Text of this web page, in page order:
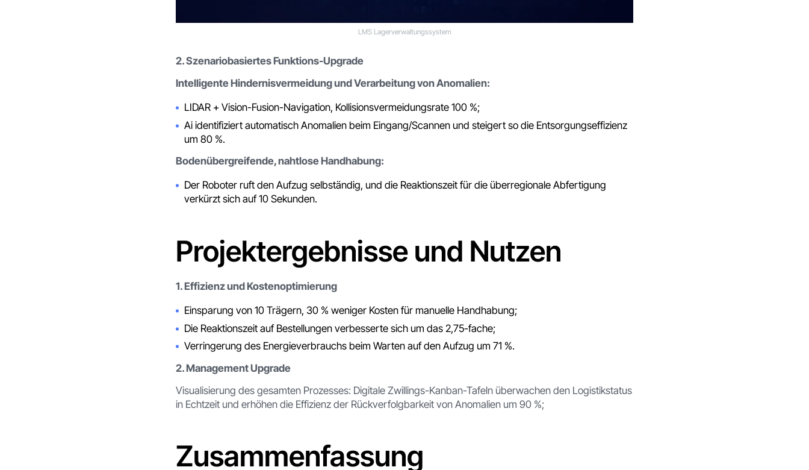
LMS Lagerverwaltungssystem
2. Szenariobasiertes Funktions-Upgrade
Intelligente Hindernisvermeidung und Verarbeitung von Anomalien:
LIDAR + Vision-Fusion-Navigation, Kollisionsvermeidungsrate 100 %;
Ai identifiziert automatisch Anomalien beim Eingang/Scannen und steigert so die Entsorgungseffizienz
um 80 %.
Bodenübergreifende, nahtlose Handhabung:
Der Roboter ruft den Aufzug selbständig, und die Reaktionszeit für die überregionale Abfertigung
verkürzt sich auf 10 Sekunden.
Projektergebnisse und Nutzen
1. Effizienz und Kostenoptimierung
Einsparung von 10 Trägern, 30 % weniger Kosten für manuelle Handhabung;
Die Reaktionszeit auf Bestellungen verbesserte sich um das 2,75-fache;
Verringerung des Energieverbrauchs beim Warten auf den Aufzug um 71 %.
2. Management Upgrade
Visualisierung des gesamten Prozesses: Digitale Zwillings-Kanban-Tafeln überwachen den Logistikstatus
in Echtzeit und erhöhen die Effizienz der Rückverfolgbarkeit von Anomalien um 90 %;
Zusammenfassung